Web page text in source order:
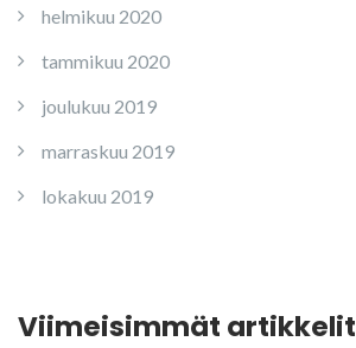
helmikuu 2020
tammikuu 2020
joulukuu 2019
marraskuu 2019
lokakuu 2019
Viimeisimmät artikkelit